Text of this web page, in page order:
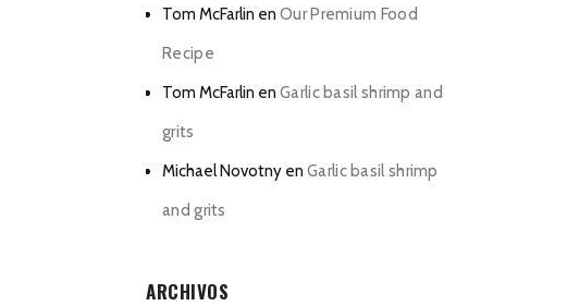
Tom McFarlin en Our Premium Food
Recipe
Tom McFarlin en Garlic basil shrimp and
grits
Michael Novotny en Garlic basil shrimp
and grits
ARCHIVOS